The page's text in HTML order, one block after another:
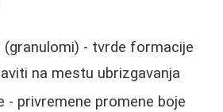
(granulomi) - tvrde formacije
na mestu ubrizgavanja
- privremene promene boje